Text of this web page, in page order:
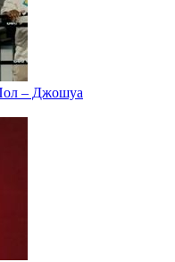
– Джошуа